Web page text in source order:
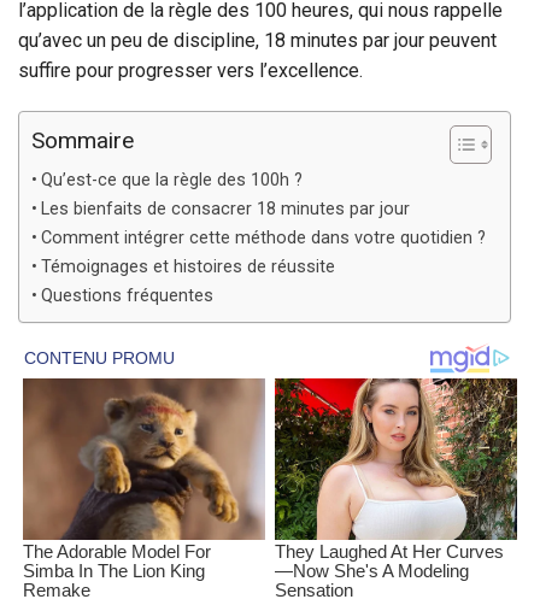
l’application de la règle des 100 heures, qui nous rappelle
qu’avec un peu de discipline, 18 minutes par jour peuvent
suffire pour progresser vers l’excellence.
Sommaire
Qu’est-ce que la règle des 100h ?
Les bienfaits de consacrer 18 minutes par jour
Comment intégrer cette méthode dans votre quotidien ?
Témoignages et histoires de réussite
Questions fréquentes